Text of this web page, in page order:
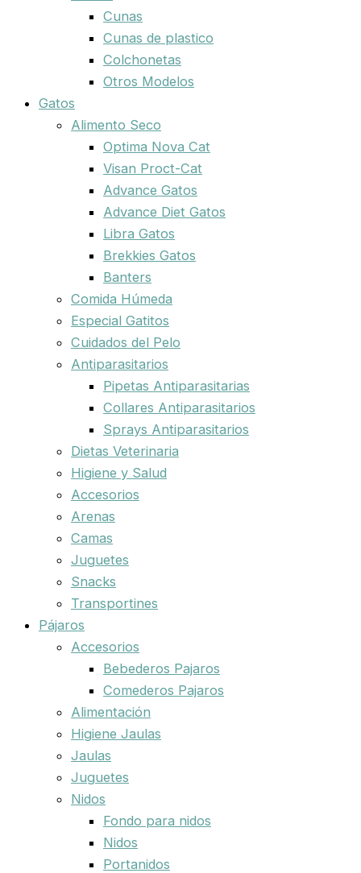
Cunas
Cunas de plastico
Colchonetas
Otros Modelos
Gatos
Alimento Seco
Optima Nova Cat
Visan Proct-Cat
Advance Gatos
Advance Diet Gatos
Libra Gatos
Brekkies Gatos
Banters
Comida Húmeda
Especial Gatitos
Cuidados del Pelo
Antiparasitarios
Pipetas Antiparasitarias
Collares Antiparasitarios
Sprays Antiparasitarios
Dietas Veterinaria
Higiene y Salud
Accesorios
Arenas
Camas
Juguetes
Snacks
Transportines
Pájaros
Accesorios
Bebederos Pajaros
Comederos Pajaros
Alimentación
Higiene Jaulas
Jaulas
Juguetes
Nidos
Fondo para nidos
Nidos
Portanidos